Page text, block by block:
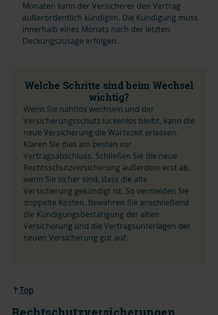
Monaten kann der Versicherer den Vertrag
außerordentlich kündigen. Die Kündigung muss
innerhalb eines Monats nach der letzten
Deckungszusage erfolgen.
Welche Schritte sind beim Wechsel
wichtig?
Wenn Sie nahtlos wechseln und der
Versicherungsschutz lückenlos bleibt, kann die
neue Versicherung die Wartezeit erlassen.
Klären Sie dies am besten vor
Vertragsabschluss. Schließen Sie die neue
Rechtsschutzversicherung außerdem erst ab,
wenn Sie sicher sind, dass die alte
Versicherung gekündigt ist. So vermeiden Sie
doppelte Kosten. Bewahren Sie anschließend
die Kündigungsbestätigung der alten
Versicherung und die Vertragsunterlagen der
neuen Versicherung gut auf.
Top